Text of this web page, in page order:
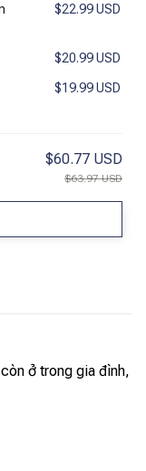
$22.99 USD
$20.99 USD
$19.99 USD
$60.77 USD
$63.97 USD
ở trong gia đình,